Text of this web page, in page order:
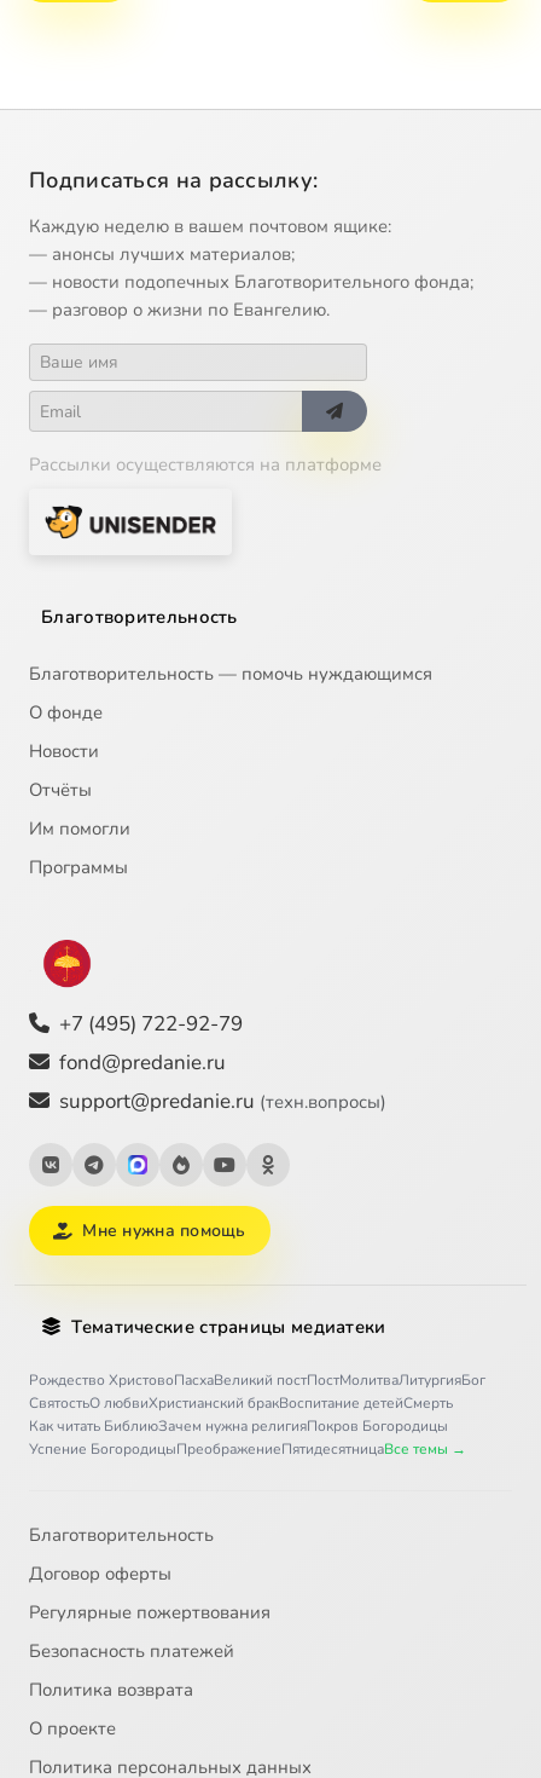
Подписаться на рассылку:
Каждую неделю в вашем почтовом ящике:
— анонсы лучших материалов;
— новости подопечных Благотворительного фонда;
— разговор о жизни по Евангелию.
Рассылки осуществляются на платформе
Благотворительность
Благотворительность — помочь нуждающимся
О фонде
Новости
Отчёты
Им помогли
Программы
+7 (495) 722-92-79
fond@predanie.ru
support@predanie.ru (техн.вопросы)
Мне нужна помощь
Тематические страницы медиатеки
Рождество ХристовоПасхаВеликий постПостМолитваЛитургияБог
СвятостьО любвиХристианский бракВоспитание детейСмерть
Как читать БиблиюЗачем нужна религияПокров Богородицы
Успение БогородицыПреображениеПятидесятницаВсе темы →
Благотворительность
Договор оферты
Регулярные пожертвования
Безопасность платежей
Политика возврата
О проекте
Политика персональных данных